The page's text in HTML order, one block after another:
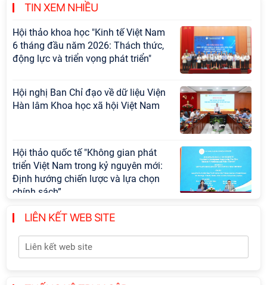
TIN XEM NHIỀU
cấp Bộ
Hội thảo khoa học "Kinh tế Việt Nam
6 tháng đầu năm 2026: Thách thức,
động lực và triển vọng phát triển"
Hội nghị Ban Chỉ đạo về dữ liệu Viện
Hàn lâm Khoa học xã hội Việt Nam
Hội thảo quốc tế "Không gian phát
triển Việt Nam trong kỷ nguyên mới:
Định hướng chiến lược và lựa chọn
chính sách”
Khai quật công trường khai thác đá
Tôn
LIÊN KẾT WEB SITE